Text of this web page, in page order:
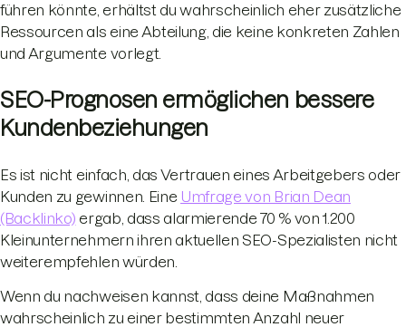
führen könnte, erhältst du wahrscheinlich eher zusätzliche
Ressourcen als eine Abteilung, die keine konkreten Zahlen
und Argumente vorlegt.
SEO-Prognosen ermöglichen bessere
Kundenbeziehungen
Es ist nicht einfach, das Vertrauen eines Arbeitgebers oder
Kunden zu gewinnen. Eine Umfrage von Brian Dean
(Backlinko) ergab, dass alarmierende 70 % von 1.200
Kleinunternehmern ihren aktuellen SEO-Spezialisten nicht
weiterempfehlen würden.
Wenn du nachweisen kannst, dass deine Maßnahmen
wahrscheinlich zu einer bestimmten Anzahl neuer